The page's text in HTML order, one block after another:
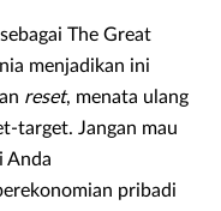
The Great
menjadikan ini
reset, menata ulang
target. Jangan mau
Anda
pribadi